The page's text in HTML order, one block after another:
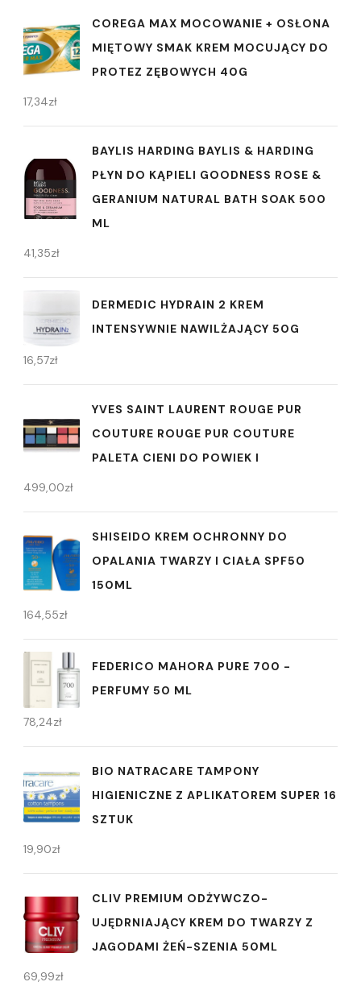
COREGA MAX MOCOWANIE + OSŁONA
MIĘTOWY SMAK KREM MOCUJĄCY DO
PROTEZ ZĘBOWYCH 40G
17,34zł
BAYLIS HARDING BAYLIS & HARDING
PŁYN DO KĄPIELI GOODNESS ROSE &
GERANIUM NATURAL BATH SOAK 500
ML
41,35zł
DERMEDIC HYDRAIN 2 KREM
INTENSYWNIE NAWILŻAJĄCY 50G
16,57zł
YVES SAINT LAURENT ROUGE PUR
COUTURE ROUGE PUR COUTURE
PALETA CIENI DO POWIEK I
499,00zł
SHISEIDO KREM OCHRONNY DO
OPALANIA TWARZY I CIAŁA SPF50
150ML
164,55zł
FEDERICO MAHORA PURE 700 -
PERFUMY 50 ML
78,24zł
BIO NATRACARE TAMPONY
HIGIENICZNE Z APLIKATOREM SUPER 16
SZTUK
19,90zł
CLIV PREMIUM ODŻYWCZO-
UJĘDRNIAJĄCY KREM DO TWARZY Z
JAGODAMI ŻEŃ-SZENIA 50ML
69,99zł